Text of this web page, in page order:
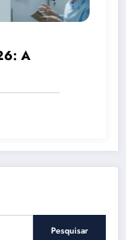
A
Pesquisar